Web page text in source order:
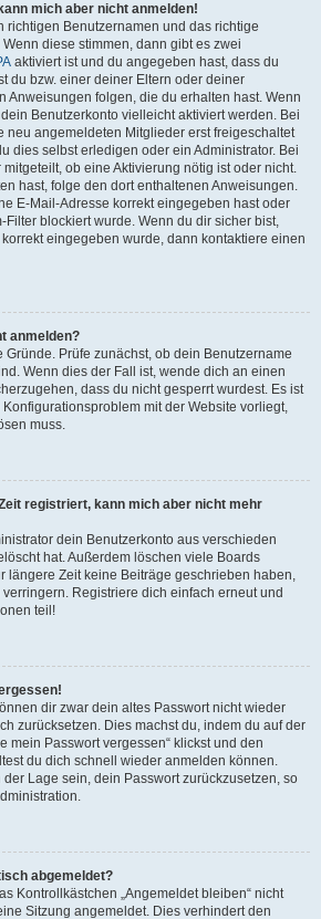
mich aber nicht anmelden!
richtigen Benutzernamen und das richtige
diese stimmen, dann gibt es zwei
aktiviert ist und du angegeben hast, dass du
du bzw. einer deiner Eltern oder deiner
Anweisungen folgen, die du erhalten hast. Wenn
Benutzerkonto vielleicht aktiviert werden. Bei
neu angemeldeten Mitglieder erst freigeschaltet
dies selbst erledigen oder ein Administrator. Bei
ob eine Aktivierung nötig ist oder nicht.
hast, folge den dort enthaltenen Anweisungen.
E-Mail-Adresse korrekt eingegeben hast oder
blockiert wurde. Wenn du dir sicher bist,
eingegeben wurde, dann kontaktiere einen
anmelden?
Gründe. Prüfe zunächst, ob dein Benutzername
Wenn dies der Fall ist, wende dich an einen
dass du nicht gesperrt wurdest. Es ist
mit der Website vorliegt,
muss.
registriert, kann mich aber nicht mehr
dein Benutzerkonto aus verschieden
hat. Außerdem löschen viele Boards
längere Zeit keine Beiträge geschrieben haben,
Registriere dich einfach erneut und
teil!
dir zwar dein altes Passwort nicht wieder
zurücksetzen. Dies machst du, indem du auf der
mein Passwort vergessen“ klickst und den
du dich schnell wieder anmelden können.
Lage sein, dein Passwort zurückzusetzen, so
abgemeldet?
Kontrollkästchen „Angemeldet bleiben“ nicht
Sitzung angemeldet. Dies verhindert den